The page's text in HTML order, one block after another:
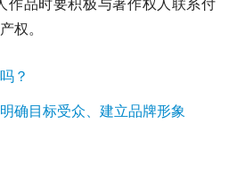
权。
？
确目标受众、建立品牌形象